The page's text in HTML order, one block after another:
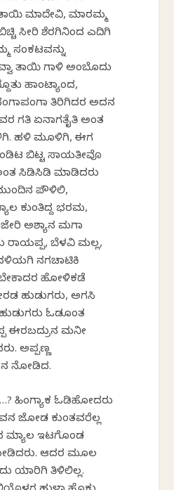
ಮಾದೇವಿ, ಮಾರಮ್ಮ
ಸೀರಿ ಶೆರಗಿನಿಂದ ಎದಿಗಿ
ಸಂಕಟವನ್ನು
ತಾಯಿ ಗಾಳಿ ಅಂಬೊದು
ಹಾಂಟ್ಯಾಂದ,
ತಿರಿಗಿದರ ಅದನ
ಗತಿ ಏನಾಗತೈತಿ ಅಂತ
ಹಳಿ ಮೂಳಿಗಿ, ಈಗ
ಬಿಟ್ಟ ಸಾಯತೀವೊ
ಸಿಡಿಸಿಡಿ ಮಾಡಿದರು
ಪೌಳಿಲಿ,
ಕುಂತಿದ್ದ ಭರಮ,
ಅಶ್ಯಾನ ಮಗಾ
ರಾಯಪ್ಪ, ಬೆಳವಿ ಮಲ್ಲ,
ನಗಚಾಟಿಕಿ
ಹೋಳಿಕಡೆ
ಹುಡುಗರು, ಅಗಸಿ
ಓಡಕೊಂತ
ಈರಬದ್ರುನ ಮನೀ
ಅಪ್ಪಣ್ಣ
ನೋಡಿದ.
ಹಿಂಗ್ಯಾಕ ಓಡಿಹೋದರು
ಜೋಡ ಕುಂತವರೆಲ್ಲ
ಮ್ಯಾಲ ಇಟಗೊಂಡ
ಆದರ ಮೂಲ
ಯಾರಿಗಿ ತಿಳಿಲಿಲ್ಲ.